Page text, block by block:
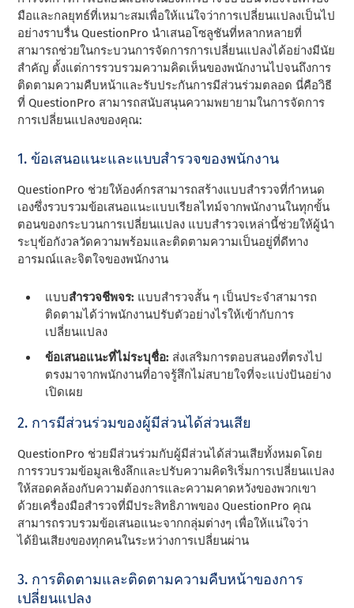
มือและกลยุทธ์ที่เหมาะสมเพื่อให้แน่ใจว่าการเปลี่ยนแปลงเป็นไป
อย่างราบรื่น QuestionPro นําเสนอโซลูชันที่หลากหลายที่
สามารถช่วยในกระบวนการจัดการการเปลี่ยนแปลงได้อย่างมีนัย
สําคัญ ตั้งแต่การรวบรวมความคิดเห็นของพนักงานไปจนถึงการ
ติดตามความคืบหน้าและรับประกันการมีส่วนร่วมตลอด นี่คือวิธี
ที่ QuestionPro สามารถสนับสนุนความพยายามในการจัดการ
การเปลี่ยนแปลงของคุณ:
1. ข้อเสนอแนะและแบบสํารวจของพนักงาน
QuestionPro ช่วยให้องค์กรสามารถสร้างแบบสํารวจที่กําหนด
เองซึ่งรวบรวมข้อเสนอแนะแบบเรียลไทม์จากพนักงานในทุกขั้น
ตอนของกระบวนการเปลี่ยนแปลง แบบสํารวจเหล่านี้ช่วยให้ผู้นํา
ระบุข้อกังวลวัดความพร้อมและติดตามความเป็นอยู่ที่ดีทาง
อารมณ์และจิตใจของพนักงาน
แบบสํารวจชีพจร: แบบสํารวจสั้น ๆ เป็นประจําสามารถ
ติดตามได้ว่าพนักงานปรับตัวอย่างไรให้เข้ากับการ
เปลี่ยนแปลง
ข้อเสนอแนะที่ไม่ระบุชื่อ: ส่งเสริมการตอบสนองที่ตรงไป
ตรงมาจากพนักงานที่อาจรู้สึกไม่สบายใจที่จะแบ่งปันอย่าง
เปิดเผย
2. การมีส่วนร่วมของผู้มีส่วนได้ส่วนเสีย
QuestionPro ช่วยมีส่วนร่วมกับผู้มีส่วนได้ส่วนเสียทั้งหมดโดย
การรวบรวมข้อมูลเชิงลึกและปรับความคิดริเริ่มการเปลี่ยนแปลง
ให้สอดคล้องกับความต้องการและความคาดหวังของพวกเขา
ด้วยเครื่องมือสํารวจที่มีประสิทธิภาพของ QuestionPro คุณ
สามารถรวบรวมข้อเสนอแนะจากกลุ่มต่างๆ เพื่อให้แน่ใจว่า
ได้ยินเสียงของทุกคนในระหว่างการเปลี่ยนผ่าน
3. การติดตามและติดตามความคืบหน้าของการ
เปลี่ยนแปลง